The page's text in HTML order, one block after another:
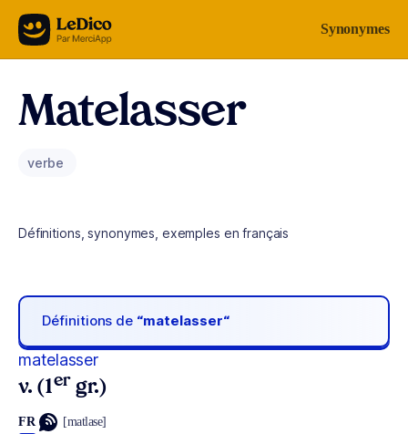
Aller au contenu Synonymes
Matelasser
verbe
Définitions, synonymes, exemples en français
Définitions de “matelasser“
matelasser
v. (1er gr.)
FR [matlase]